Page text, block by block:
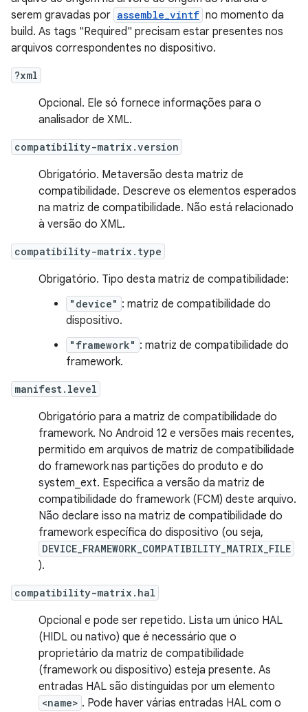
serem gravadas por assemble_vintf no momento da
build. As tags "Required" precisam estar presentes nos
arquivos correspondentes no dispositivo.
?xml
Opcional. Ele só fornece informações para o
analisador de XML.
compatibility-matrix.version
Obrigatório. Metaversão desta matriz de
compatibilidade. Descreve os elementos esperados
na matriz de compatibilidade. Não está relacionado
à versão do XML.
compatibility-matrix.type
Obrigatório. Tipo desta matriz de compatibilidade:
"device" : matriz de compatibilidade do
dispositivo.
"framework" : matriz de compatibilidade do
framework.
manifest.level
Obrigatório para a matriz de compatibilidade do
framework. No Android 12 e versões mais recentes,
permitido em arquivos de matriz de compatibilidade
do framework nas partições do produto e do
system_ext. Especifica a versão da matriz de
compatibilidade do framework (FCM) deste arquivo.
Não declare isso na matriz de compatibilidade do
framework específica do dispositivo (ou seja,
DEVICE_FRAMEWORK_COMPATIBILITY_MATRIX_FILE
).
compatibility-matrix.hal
Opcional e pode ser repetido. Lista um único HAL
(HIDL ou nativo) que é necessário que o
proprietário da matriz de compatibilidade
(framework ou dispositivo) esteja presente. As
entradas HAL são distinguidas por um elemento
<name> . Pode haver várias entradas HAL com o